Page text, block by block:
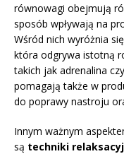
równowagi obejmują
sposób wpływają na
Wśród nich wyróżnia się
która odgrywa istotną
takich jak adrenalina
pomagają także w
do poprawy nastroju
Innym ważnym
są techniki